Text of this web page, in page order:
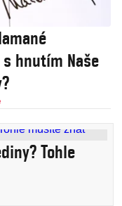
hnutím Naše
Tohle